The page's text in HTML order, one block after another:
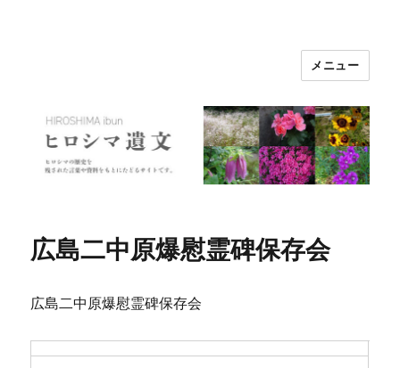
メニュー
広島二中原爆慰霊碑保存会
広島二中原爆慰霊碑保存会